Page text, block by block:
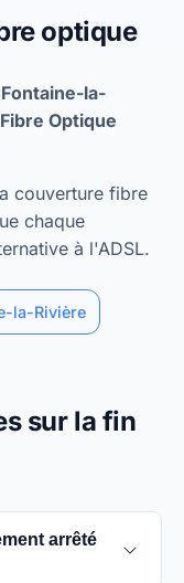
optique
la-
Optique
couverture fibre
chaque
à l'ADSL.
la-Rivière
sur la fin
arrêté